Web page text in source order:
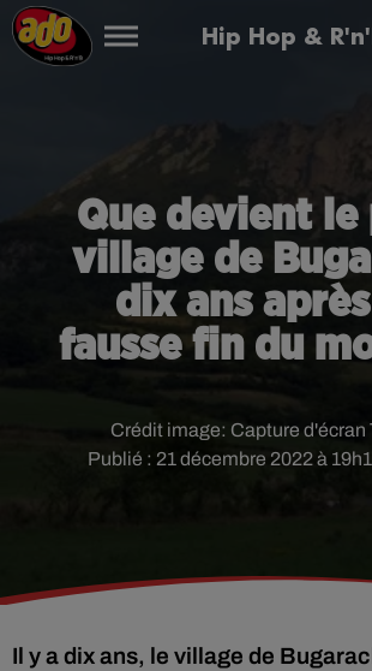
Hip Hop &
Que devient
village de
dix ans
fausse fin du
Publié : 21 décembre 2022 à
Crédit image: Capture d'écran
Il y a dix ans, le village de